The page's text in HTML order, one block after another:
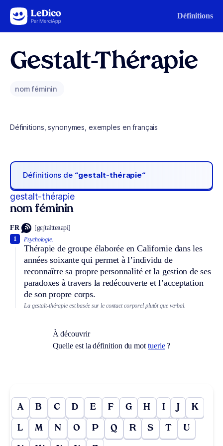
Aller au contenu Définitions
Gestalt-Thérapie
nom féminin
Définitions, synonymes, exemples en français
Définitions de “gestalt-thérapie“
gestalt-thérapie
nom féminin
FR [gɛʃtaltteʀapi]
Psychologie.
Thérapie de groupe élaborée en Californie dans les
années soixante qui permet à l’individu de
reconnaître sa propre personnalité et la gestion de ses
paradoxes à travers la redécouverte et l’acceptation
de son propre corps.
1
La gestalt-thérapie est basée sur le contact corporel plutôt que verbal.
À découvrir
Quelle est la définition du mottuerie?
A B C D E F G H I J K
L M N O P Q R S T U